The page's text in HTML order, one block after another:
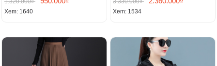
Xem: 1640 Xem: 1534